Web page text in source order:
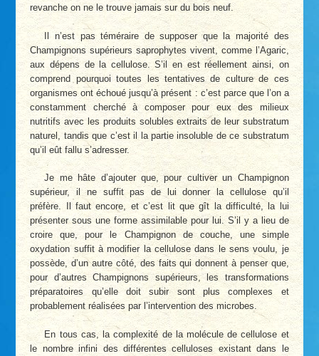
revanche on ne le trouve jamais sur du bois neuf.
Il n’est pas téméraire de supposer que la majorité des
Champignons supérieurs saprophytes vivent, comme l’Agaric,
aux dépens de la cellulose. S’il en est réellement ainsi, on
comprend pourquoi toutes les tentatives de culture de ces
organismes ont échoué jusqu’à présent : c’est parce que l’on a
constamment cherché à composer pour eux des milieux
nutritifs avec les produits solubles extraits de leur substratum
naturel, tandis que c’est il la partie insoluble de ce substratum
qu’il eût fallu s’adresser.
Je me hâte d’ajouter que, pour cultiver un Champignon
supérieur, il ne suffit pas de lui donner la cellulose qu’il
préfère. Il faut encore, et c’est lit que gît la difficulté, la lui
présenter sous une forme assimilable pour lui. S’il y a lieu de
croire que, pour le Champignon de couche, une simple
oxydation suffit à modifier la cellulose dans le sens voulu, je
possède, d’un autre côté, des faits qui donnent à penser que,
pour d’autres Champignons supérieurs, les transformations
préparatoires qu’elle doit subir sont plus complexes et
probablement réalisées par l’intervention des microbes.
En tous cas, la complexité de la molécule de cellulose et
le nombre infini des différentes celluloses existant dans le